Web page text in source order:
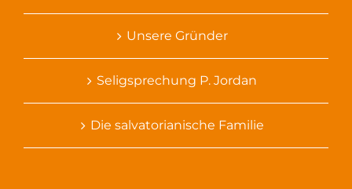
Unsere Gründer
Seligsprechung P. Jordan
Die salvatorianische Familie